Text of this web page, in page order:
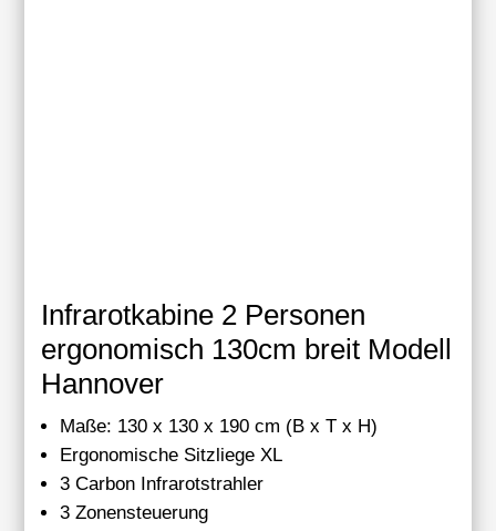
Infrarotkabine 2 Personen
ergonomisch 130cm breit Modell
Hannover
Maße: 130 x 130 x 190 cm (B x T x H)
Ergonomische Sitzliege XL
3 Carbon Infrarotstrahler
3 Zonensteuerung